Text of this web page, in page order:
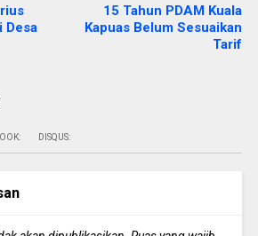
Desa
15 Tahun PDAM Kuala
Kapuas Belum Sesuaikan
Tarif
DISQUS: